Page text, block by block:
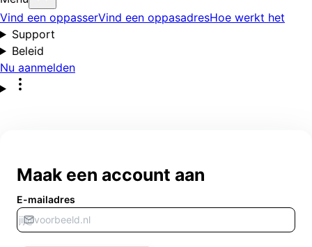
Vind een oppasserVind een oppasadresHoe werkt het
Support
Beleid
Nu aanmelden
Maak een account aan
E-mailadres